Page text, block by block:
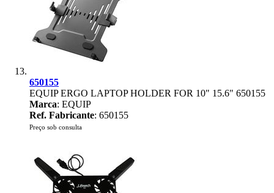
650155
EQUIP ERGO LAPTOP HOLDER FOR 10" 15.6" 650155
Marca: EQUIP
Ref. Fabricante: 650155
Preço sob consulta